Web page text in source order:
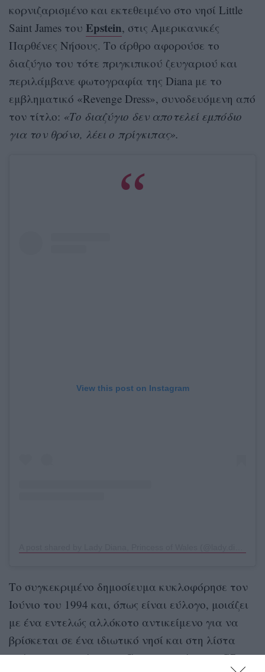
κορνιζαρισμένο και εκτεθειμένο στο νησί Little
Saint James του Epstein, στις Αμερικανικές
Παρθένες Νήσους. Το άρθρο αφορούσε το
διαζύγιο του τότε πριγκιπικού ζευγαριού και
περιλάμβανε φωτογραφία της Diana με το
εμβληματικό «Revenge Dress», συνοδευόμενη από
τον τίτλο: «Το διαζύγιο δεν αποτελεί εμπόδιο
για τον θρόνο, λέει ο πρίγκιπας».
View this post on Instagram
Το συγκεκριμένο δημοσίευμα κυκλοφόρησε τον
Ιούνιο του 1994 και, όπως είναι εύλογο, μοιάζει
με ένα εντελώς αλλόκοτο αντικείμενο για να
βρίσκεται σε ένα ιδιωτικό νησί και στη λίστα
ενός κατηγορούμενου. Όπως αναφέρει τοGB